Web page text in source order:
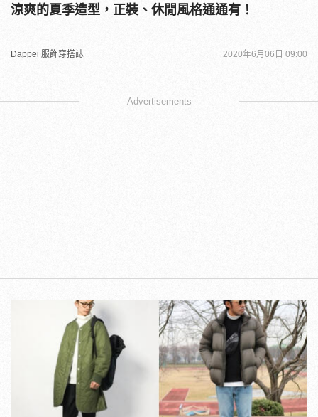
涼爽的夏季造型，正裝、休閒風格通通有！
Dappei 服飾穿搭誌 2020年6月06日 09:00
Advertisements